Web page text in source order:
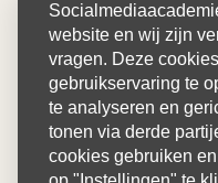
website en wij zijn
vragen. Deze
gebruikservaring te
te analyseren en
tonen via derde
cookies gebruiken